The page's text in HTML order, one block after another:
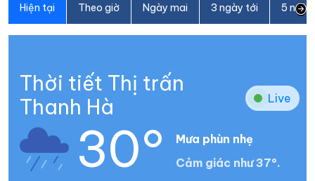
Hiện tại Theo giờ Ngày mai 3 ngày tới 5
Thời tiết Thị trấn
Thanh Hà
Live
30°
Mưa phùn nhẹ
Cảm giác như 37°.